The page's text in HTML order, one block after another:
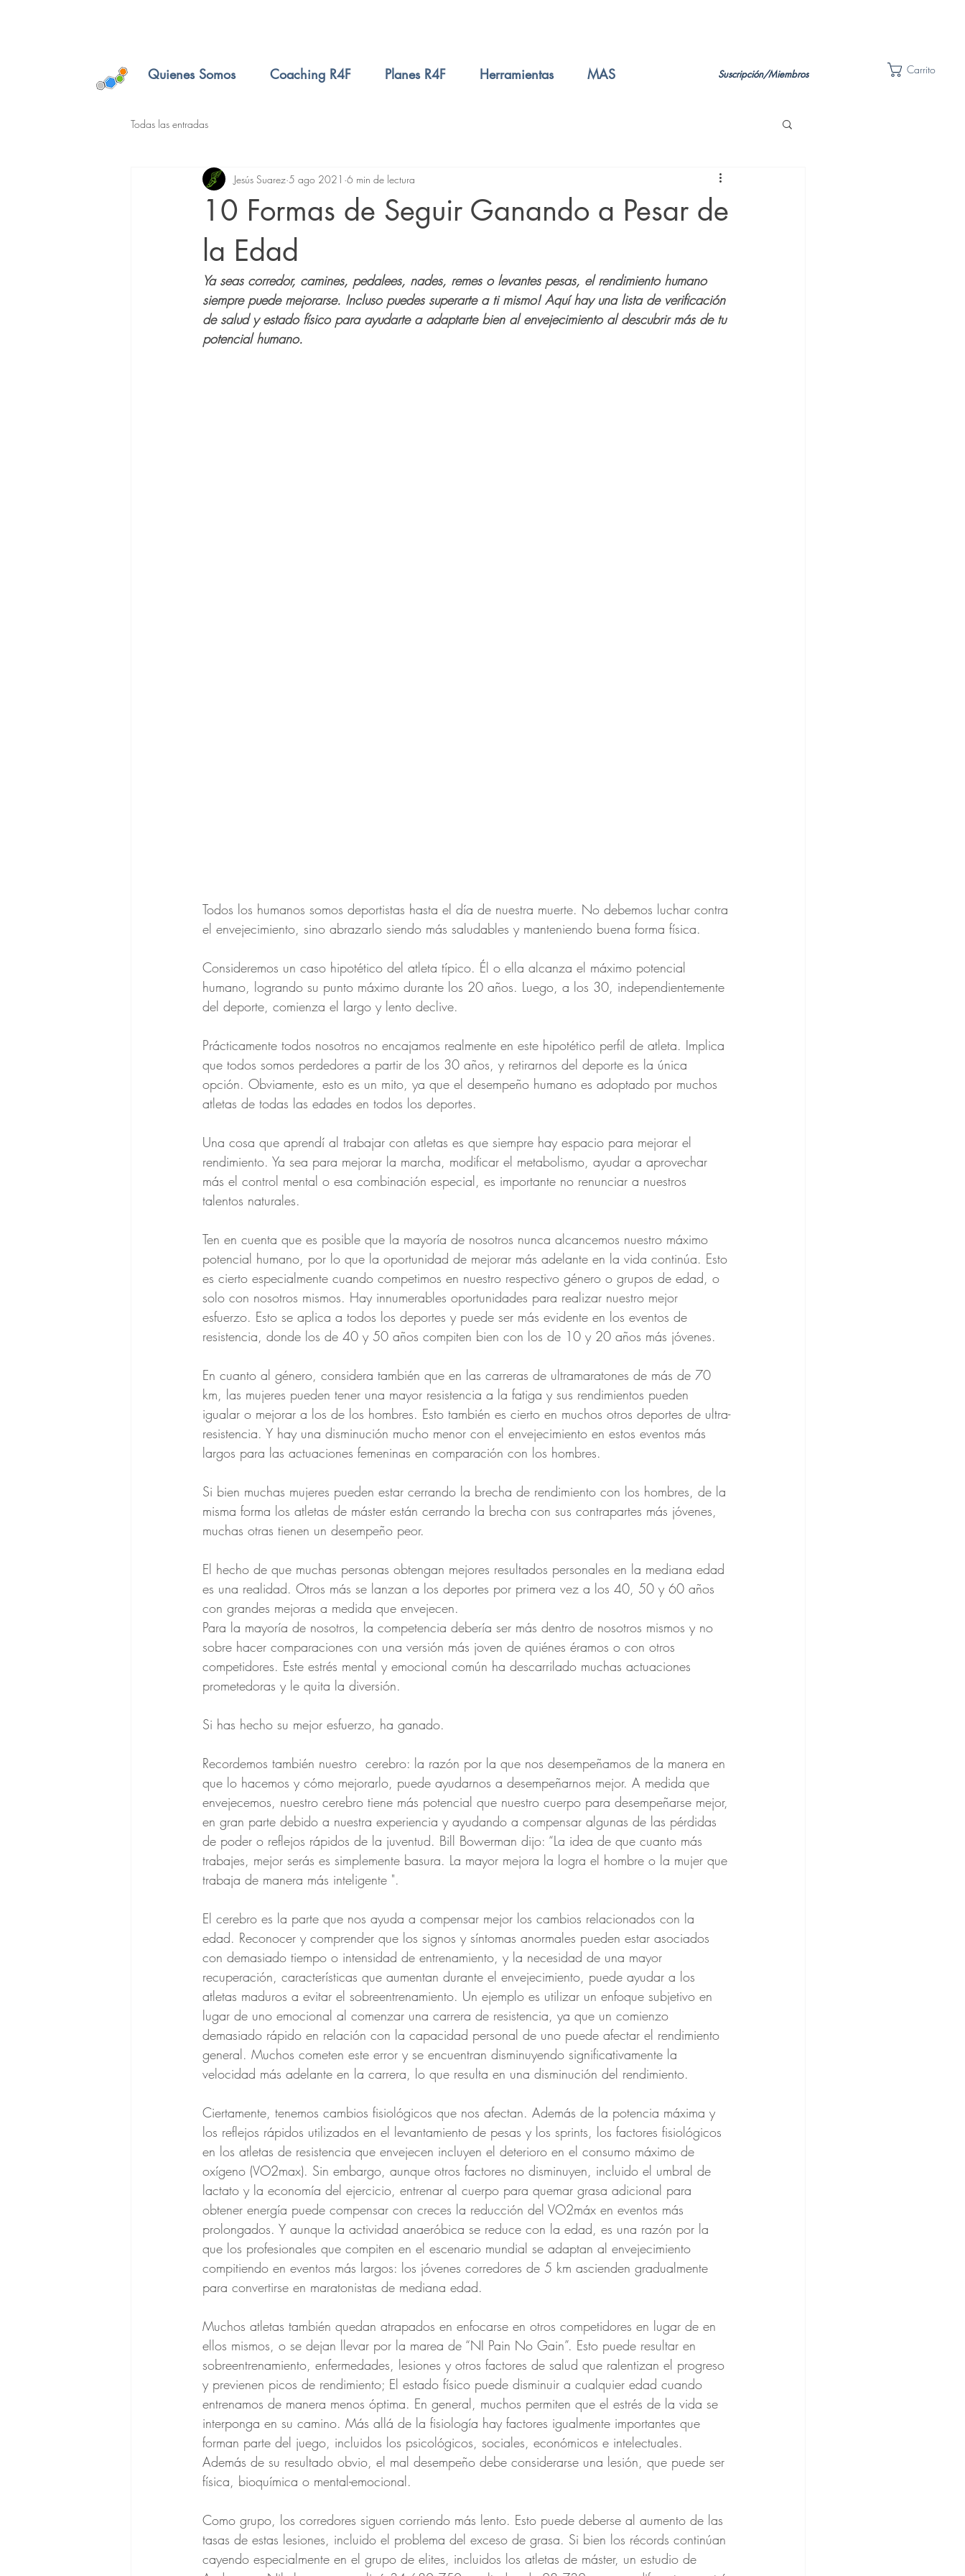
Quienes Somos Coaching R4F Planes R4F Herramientas MAS Suscripción/Miembros Carrito
Todas las entradas
10 Formas de Seguir Ganando a Pesar de
la Edad
Jesús Suarez 5 ago 2021 6 min de lectura
Ya seas corredor, camines, pedalees, nades, remes o levantes pesas, el rendimiento humano
siempre puede mejorarse. Incluso puedes superarte a ti mismo! Aquí hay una lista de verificación
de salud y estado físico para ayudarte a adaptarte bien al envejecimiento al descubrir más de tu
potencial humano.
Todos los humanos somos deportistas hasta el día de nuestra muerte. No debemos luchar contra
el envejecimiento, sino abrazarlo siendo más saludables y manteniendo buena forma física.
Consideremos un caso hipotético del atleta típico. Él o ella alcanza el máximo potencial
humano, logrando su punto máximo durante los 20 años. Luego, a los 30, independientemente
del deporte, comienza el largo y lento declive.
Prácticamente todos nosotros no encajamos realmente en este hipotético perfil de atleta. Implica
que todos somos perdedores a partir de los 30 años, y retirarnos del deporte es la única
opción. Obviamente, esto es un mito, ya que el desempeño humano es adoptado por muchos
atletas de todas las edades en todos los deportes.
Una cosa que aprendí al trabajar con atletas es que siempre hay espacio para mejorar el
rendimiento. Ya sea para mejorar la marcha, modificar el metabolismo, ayudar a aprovechar
más el control mental o esa combinación especial, es importante no renunciar a nuestros
talentos naturales.
Ten en cuenta que es posible que la mayoría de nosotros nunca alcancemos nuestro máximo
potencial humano, por lo que la oportunidad de mejorar más adelante en la vida continúa. Esto
es cierto especialmente cuando competimos en nuestro respectivo género o grupos de edad, o
solo con nosotros mismos. Hay innumerables oportunidades para realizar nuestro mejor
esfuerzo. Esto se aplica a todos los deportes y puede ser más evidente en los eventos de
resistencia, donde los de 40 y 50 años compiten bien con los de 10 y 20 años más jóvenes.
En cuanto al género, considera también que en las carreras de ultramaratones de más de 70
km, las mujeres pueden tener una mayor resistencia a la fatiga y sus rendimientos pueden
igualar o mejorar a los de los hombres. Esto también es cierto en muchos otros deportes de ultra-
resistencia. Y hay una disminución mucho menor con el envejecimiento en estos eventos más
largos para las actuaciones femeninas en comparación con los hombres.
Si bien muchas mujeres pueden estar cerrando la brecha de rendimiento con los hombres, de la
misma forma los atletas de máster están cerrando la brecha con sus contrapartes más jóvenes,
muchas otras tienen un desempeño peor.
El hecho de que muchas personas obtengan mejores resultados personales en la mediana edad
es una realidad. Otros más se lanzan a los deportes por primera vez a los 40, 50 y 60 años
con grandes mejoras a medida que envejecen.
Para la mayoría de nosotros, la competencia debería ser más dentro de nosotros mismos y no
sobre hacer comparaciones con una versión más joven de quiénes éramos o con otros
competidores. Este estrés mental y emocional común ha descarrilado muchas actuaciones
prometedoras y le quita la diversión.
Si has hecho su mejor esfuerzo, ha ganado.
Recordemos también nuestro  cerebro: la razón por la que nos desempeñamos de la manera en
que lo hacemos y cómo mejorarlo, puede ayudarnos a desempeñarnos mejor. A medida que
envejecemos, nuestro cerebro tiene más potencial que nuestro cuerpo para desempeñarse mejor,
en gran parte debido a nuestra experiencia y ayudando a compensar algunas de las pérdidas
de poder o reflejos rápidos de la juventud. Bill Bowerman dijo: “La idea de que cuanto más
trabajes, mejor serás es simplemente basura. La mayor mejora la logra el hombre o la mujer que
trabaja de manera más inteligente ".
El cerebro es la parte que nos ayuda a compensar mejor los cambios relacionados con la
edad. Reconocer y comprender que los signos y síntomas anormales pueden estar asociados
con demasiado tiempo o intensidad de entrenamiento, y la necesidad de una mayor
recuperación, características que aumentan durante el envejecimiento, puede ayudar a los
atletas maduros a evitar el sobreentrenamiento. Un ejemplo es utilizar un enfoque subjetivo en
lugar de uno emocional al comenzar una carrera de resistencia, ya que un comienzo
demasiado rápido en relación con la capacidad personal de uno puede afectar el rendimiento
general. Muchos cometen este error y se encuentran disminuyendo significativamente la
velocidad más adelante en la carrera, lo que resulta en una disminución del rendimiento.
Ciertamente, tenemos cambios fisiológicos que nos afectan. Además de la potencia máxima y
los reflejos rápidos utilizados en el levantamiento de pesas y los sprints, los factores fisiológicos
en los atletas de resistencia que envejecen incluyen el deterioro en el consumo máximo de
oxígeno (VO2max). Sin embargo, aunque otros factores no disminuyen, incluido el umbral de
lactato y la economía del ejercicio, entrenar al cuerpo para quemar grasa adicional para
obtener energía puede compensar con creces la reducción del VO2máx en eventos más
prolongados. Y aunque la actividad anaeróbica se reduce con la edad, es una razón por la
que los profesionales que compiten en el escenario mundial se adaptan al envejecimiento
compitiendo en eventos más largos: los jóvenes corredores de 5 km ascienden gradualmente
para convertirse en maratonistas de mediana edad.
Muchos atletas también quedan atrapados en enfocarse en otros competidores en lugar de en
ellos mismos, o se dejan llevar por la marea de “NI Pain No Gain”. Esto puede resultar en
sobreentrenamiento, enfermedades, lesiones y otros factores de salud que ralentizan el progreso
y previenen picos de rendimiento; El estado físico puede disminuir a cualquier edad cuando
entrenamos de manera menos óptima. En general, muchos permiten que el estrés de la vida se
interponga en su camino. Más allá de la fisiología hay factores igualmente importantes que
forman parte del juego, incluidos los psicológicos, sociales, económicos e intelectuales.
Además de su resultado obvio, el mal desempeño debe considerarse una lesión, que puede ser
física, bioquímica o mental-emocional.
Como grupo, los corredores siguen corriendo más lento. Esto puede deberse al aumento de las
tasas de estas lesiones, incluido el problema del exceso de grasa. Si bien los récords continúan
cayendo especialmente en el grupo de elites, incluidos los atletas de máster, un estudio de